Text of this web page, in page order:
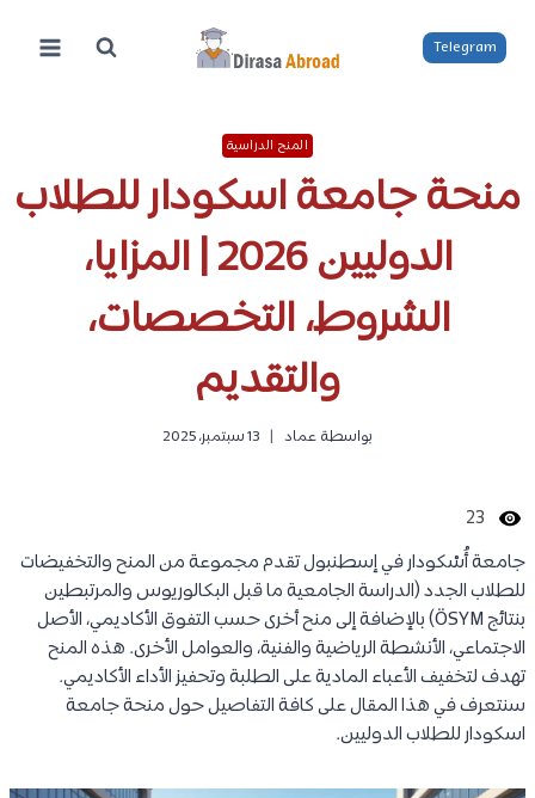
المحتوى
Telegram
المنح الدراسية
منحة جامعة اسكودار للطلاب
الدوليين 2026 | المزايا،
الشروط، التخصصات،
والتقديم
بواسطة عماد 13 سبتمبر، 2025
23
جامعة أُسْكودار في إسطنبول تقدم مجموعة من المنح والتخفيضات
للطلاب الجدد (الدراسة الجامعية ما قبل البكالوريوس والمرتبطين
بنتائج ÖSYM) بالإضافة إلى منح أخرى حسب التفوق الأكاديمي، الأصل
الاجتماعي، الأنشطة الرياضية والفنية، والعوامل الأخرى. هذه المنح
تهدف لتخفيف الأعباء المادية على الطلبة وتحفيز الأداء الأكاديمي.
سنتعرف في هذا المقال على كافة التفاصيل حول منحة جامعة
اسكودار للطلاب الدوليين.